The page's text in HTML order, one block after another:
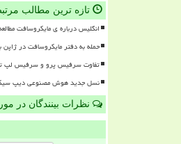
تازه ترین مطالب
انگلیس درباره ی مایکروسافت
حمله به دفتر مایکروسافت در
تفاوت سرفیس پرو و سرفیس لپ
نسل جدید هوش مصنوعی دیپ
نظرات بینندگان در